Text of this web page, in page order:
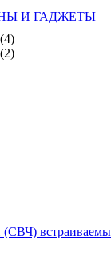
И ГАДЖЕТЫ
(4)
(2)